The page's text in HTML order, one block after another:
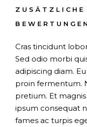
ZUSÄTZLICHE
Cras tincidunt
Sed odio morbi
adipiscing diam.
proin fermentum.
pretium. Et
ipsum consequat
fames ac turpis